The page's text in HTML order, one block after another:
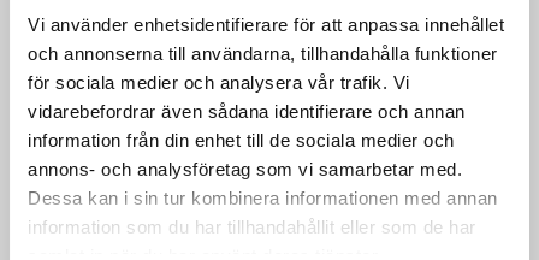
Vi använder enhetsidentifierare för att anpassa innehållet
och annonserna till användarna, tillhandahålla funktioner
för sociala medier och analysera vår trafik. Vi
vidarebefordrar även sådana identifierare och annan
information från din enhet till de sociala medier och
annons- och analysföretag som vi samarbetar med.
Dessa kan i sin tur kombinera informationen med annan
information som du har tillhandahållit eller som de har